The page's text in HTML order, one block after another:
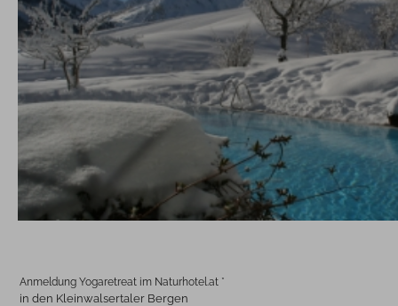
Anmeldung Yogaretreat im Naturhotel.at *
in den Kleinwalsertaler Bergen